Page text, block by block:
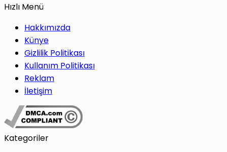
Hızlı Menü
Hakkımızda
Künye
Gizlilik Politikası
Kullanım Politikası
Reklam
İletişim
Kategoriler